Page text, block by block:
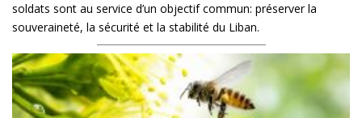
soldats sont au service d’un objectif commun: préserver la
souveraineté, la sécurité et la stabilité du Liban.